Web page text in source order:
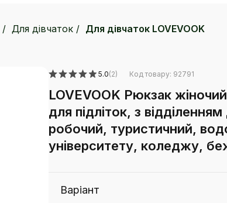
Для дівчаток Для дівчаток LOVEVOOK
5.0(2) Код товару: 92791
LOVEVOOK Рюкзак
для підліток, з
робочий, туристичний,
університету, коледжу,
Варіант